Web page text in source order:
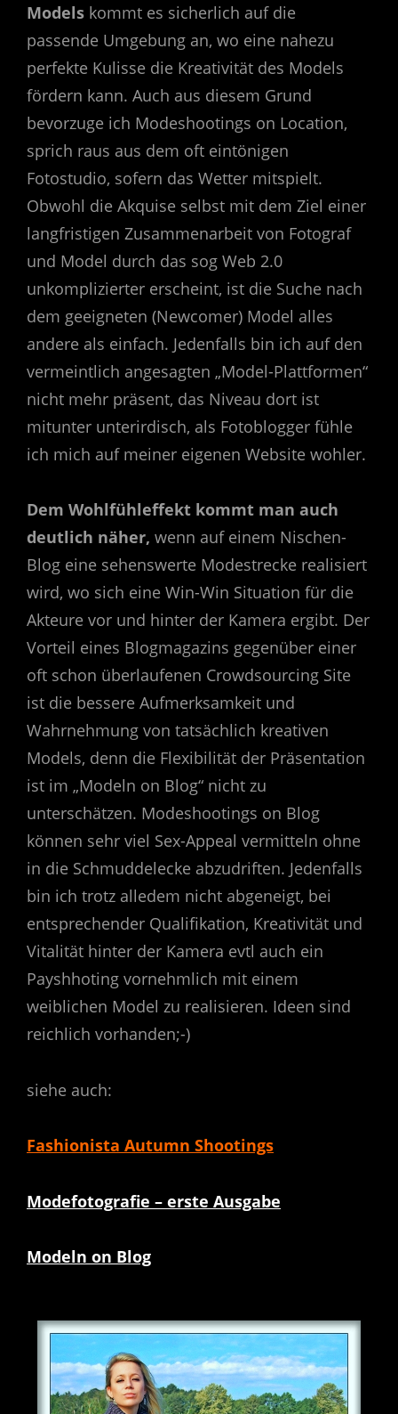
Models kommt es sicherlich auf die
passende Umgebung an, wo eine nahezu
perfekte Kulisse die Kreativität des Models
fördern kann. Auch aus diesem Grund
bevorzuge ich Modeshootings on Location,
sprich raus aus dem oft eintönigen
Fotostudio, sofern das Wetter mitspielt.
Obwohl die Akquise selbst mit dem Ziel einer
langfristigen Zusammenarbeit von Fotograf
und Model durch das sog Web 2.0
unkomplizierter erscheint, ist die Suche nach
dem geeigneten (Newcomer) Model alles
andere als einfach. Jedenfalls bin ich auf den
vermeintlich angesagten „Model-Plattformen“
nicht mehr präsent, das Niveau dort ist
mitunter unterirdisch, als Fotoblogger fühle
ich mich auf meiner eigenen Website wohler.
Dem Wohlfühleffekt kommt man auch
deutlich näher, wenn auf einem Nischen-
Blog eine sehenswerte Modestrecke realisiert
wird, wo sich eine Win-Win Situation für die
Akteure vor und hinter der Kamera ergibt. Der
Vorteil eines Blogmagazins gegenüber einer
oft schon überlaufenen Crowdsourcing Site
ist die bessere Aufmerksamkeit und
Wahrnehmung von tatsächlich kreativen
Models, denn die Flexibilität der Präsentation
ist im „Modeln on Blog“ nicht zu
unterschätzen. Modeshootings on Blog
können sehr viel Sex-Appeal vermitteln ohne
in die Schmuddelecke abzudriften. Jedenfalls
bin ich trotz alledem nicht abgeneigt, bei
entsprechender Qualifikation, Kreativität und
Vitalität hinter der Kamera evtl auch ein
Payshhoting vornehmlich mit einem
weiblichen Model zu realisieren. Ideen sind
reichlich vorhanden;-)
siehe auch:
Fashionista Autumn Shootings
Modefotografie – erste Ausgabe
Modeln on Blog